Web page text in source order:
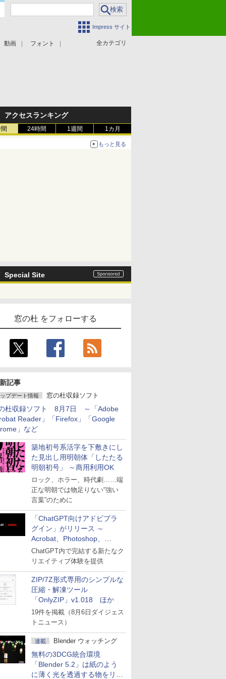
Impress サイト
全カテゴリ
動画 フォント
アクセスランキング
24時間 1週間 1カ月
もっと見る
Special Site
窓の杜 をフォローする
記事
プデート情報 窓の杜収録ソフト
杜収録ソフト 8月7日 ～「Adobe
Reader」「Firefox」「Google
」など
築地初号系活字を下敷きにし
た見出し用明朝体「したたる
明朝初号」 ～商用利用OK
ロック、ホラー、時代劇……端
正な明朝では物足りない“強い
言葉”のために
「ChatGPT向けアドビプラ
グイン」がリリース ～
Acrobat、Photoshop、
Premiereなどの機能を1つの
プラグインに統合
ChatGPT内で完結する新たなク
リエイティブ体験を提供
ZIP/7Z形式専用のシンプルな
圧縮・解凍ツール
「OnlyZIP」v1.018 ほか
19件を掲載（8月6日ダイジェス
トニュース）
連載 Blender ウォッチング
無料の3DCG統合環境
「Blender 5.2」は紙のよう
に薄く光を透過する物をリア